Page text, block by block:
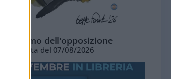
dell'opposizione
Vignetta del 07/08/2026